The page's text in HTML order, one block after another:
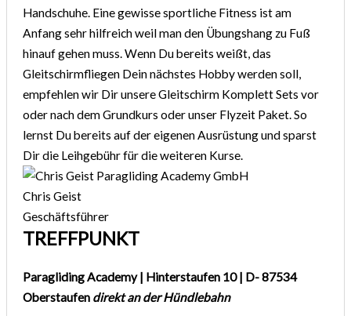
Handschuhe. Eine gewisse sportliche Fitness ist am
Anfang sehr hilfreich weil man den Übungshang zu Fuß
hinauf gehen muss. Wenn Du bereits weißt, das
Gleitschirmfliegen Dein nächstes Hobby werden soll,
empfehlen wir Dir unsere Gleitschirm Komplett Sets vor
oder nach dem Grundkurs oder unser Flyzeit Paket. So
lernst Du bereits auf der eigenen Ausrüstung und sparst
Dir die Leihgebühr für die weiteren Kurse.
Chris Geist
Geschäftsführer
TREFFPUNKT
Paragliding Academy | Hinterstaufen 10 | D- 87534
Oberstaufen direkt an der Hündlebahn